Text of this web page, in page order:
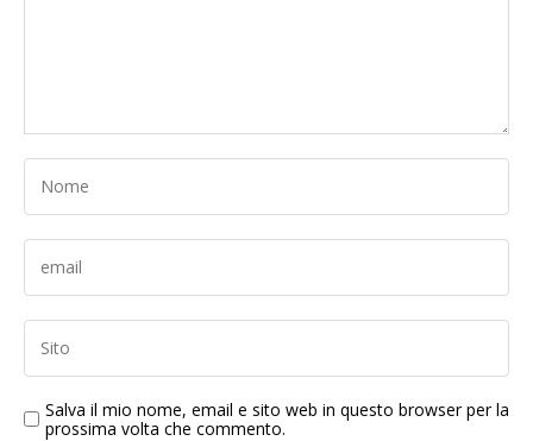
Salva il mio nome, email e sito web in questo browser per la
prossima volta che commento.